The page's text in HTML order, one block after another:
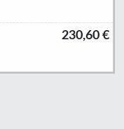
230,60 €